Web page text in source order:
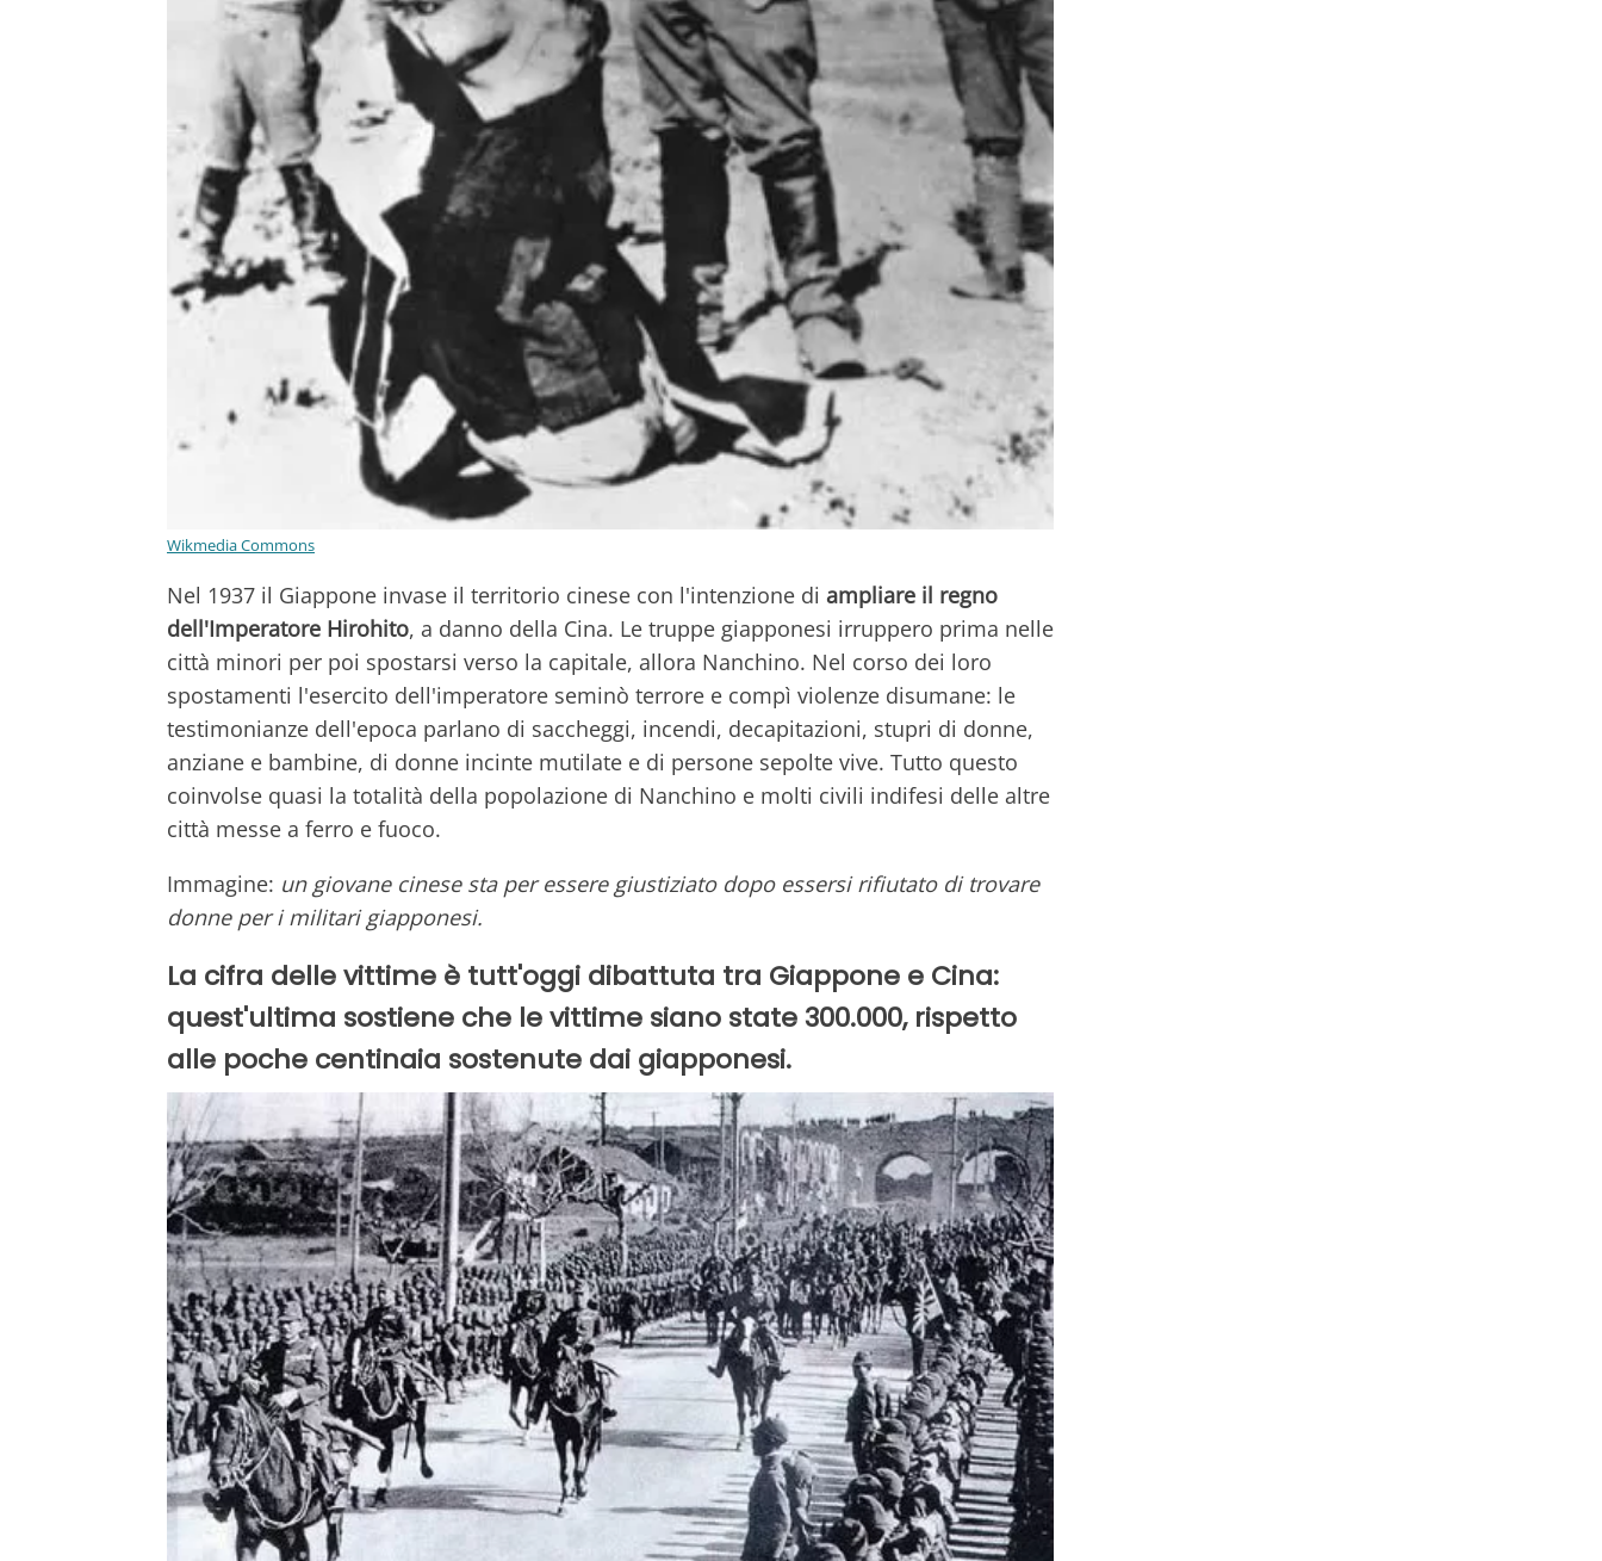
Wikmedia Commons
Nel 1937 il Giappone invase il territorio cinese con l'intenzione di ampliare il regno
dell'Imperatore Hirohito, a danno della Cina. Le truppe giapponesi irruppero prima nelle
città minori per poi spostarsi verso la capitale, allora Nanchino. Nel corso dei loro
spostamenti l'esercito dell'imperatore seminò terrore e compì violenze disumane: le
testimonianze dell'epoca parlano di saccheggi, incendi, decapitazioni, stupri di donne,
anziane e bambine, di donne incinte mutilate e di persone sepolte vive. Tutto questo
coinvolse quasi la totalità della popolazione di Nanchino e molti civili indifesi delle altre
città messe a ferro e fuoco.
Immagine: un giovane cinese sta per essere giustiziato dopo essersi rifiutato di trovare
donne per i militari giapponesi.
La cifra delle vittime è tutt'oggi dibattuta tra Giappone e Cina:
quest'ultima sostiene che le vittime siano state 300.000, rispetto
alle poche centinaia sostenute dai giapponesi.